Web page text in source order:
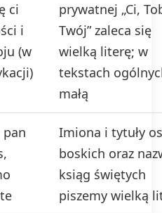
ci
i
(w
prywatnej „Ci,
Twój” zaleca się
wielką literę; w
tekstach
małą
pan
Imiona i tytuły
boskich oraz
ksiąg świętych
piszemy wielką